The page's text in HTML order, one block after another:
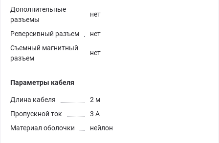
Дополнительные
разъемы
нет
Реверсивный разъем
нет
Съемный магнитный
разъем
нет
Параметры кабеля
Длина кабеля
2 м
Пропускной ток
3 А
Материал оболочки
нейлон